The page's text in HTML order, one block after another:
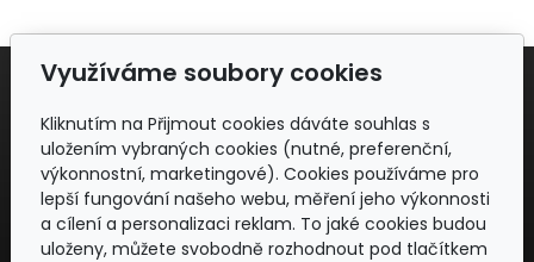
Adresa
REGFEM CONSULTING
Business Park – Průmyslová 7,
102 00 Praha 10 - Hostivař
Česká republika
Využíváme soubory cookies
Kliknutím na Přijmout cookies dáváte souhlas s
uložením vybraných cookies (nutné, preferenční,
výkonnostní, marketingové). Cookies používáme pro
lepší fungování našeho webu, měření jeho výkonnosti
a cílení a personalizaci reklam. To jaké cookies budou
uloženy, můžete svobodně rozhodnout pod tlačítkem